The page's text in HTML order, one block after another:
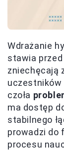
Wdrażanie
stawia
zniechęcają
uczestników
czoła
ma dostęp
stabilnego
prowadzi do
procesu